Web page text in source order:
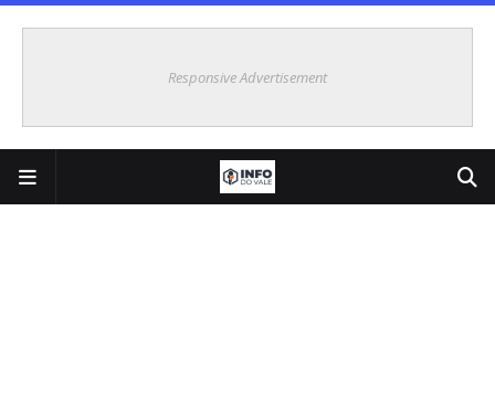
Responsive Advertisement